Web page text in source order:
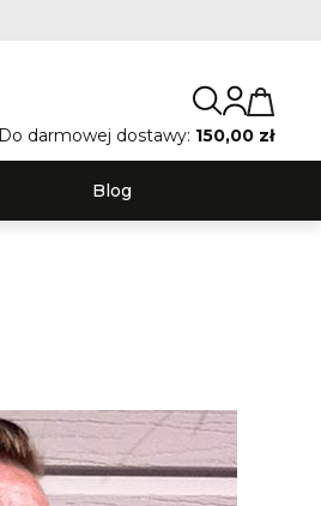
Do darmowej dostawy: 150,00 zł
Blog